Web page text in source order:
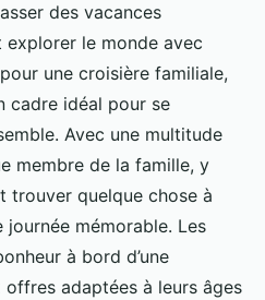
des vacances
explorer le monde avec
une croisière familiale,
cadre idéal pour se
Avec une multitude
membre de la famille, y
trouver quelque chose à
mémorable. Les
à bord d’une
adaptées à leurs âges